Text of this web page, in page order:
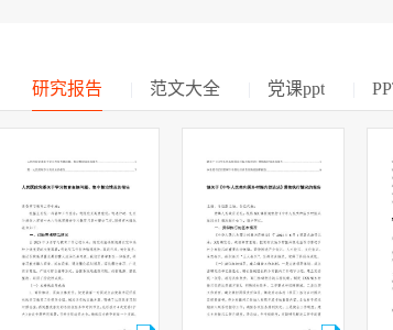
研究报告 范文大全 党课ppt